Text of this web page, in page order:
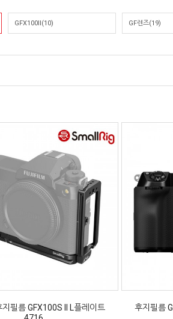
GFX100II(10) GF렌즈(19)
필름 GFX100S II L플레이트
후지필름